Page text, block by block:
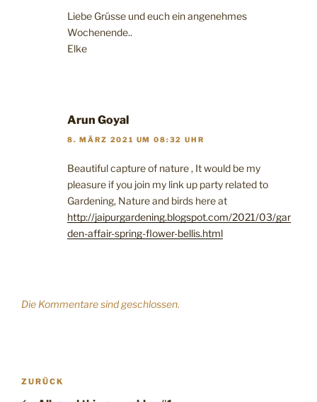
Liebe Grüsse und euch ein angenehmes
Wochenende..
Elke
Arun Goyal
8. MÄRZ 2021 UM 08:32 UHR
Beautiful capture of nature , It would be my
pleasure if you join my link up party related to
Gardening, Nature and birds here at
http://jaipurgardening.blogspot.com/2021/03/gar
den-affair-spring-flower-bellis.html
Die Kommentare sind geschlossen.
Beitragsnavigation
Vorheriger
ZURÜCK